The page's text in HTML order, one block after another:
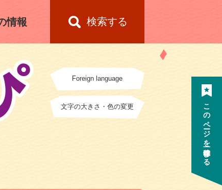
情報 検索する
Foreign language
文字の大きさ・色の変更 このページを一時保存する